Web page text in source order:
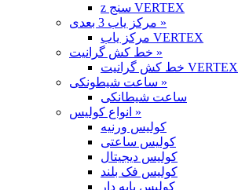
z سنج VERTEX
مرکز یاب 3 بعدی »
مرکز یاب VERTEX
خط کش گرانیت »
خط کش گرانیت VERTEX
ساعت شیطونکی »
ساعت شیطانکی
انواع کولیس »
کولیس ورنیه
کولیس ساعتی
کولیس دیجیتال
کولیس فک بلند
کولیس پایه دار